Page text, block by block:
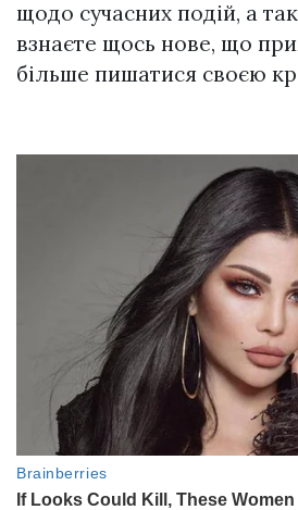
щодо сучасних подій, а
взнаєте щось нове, що
більше пишатися своєю